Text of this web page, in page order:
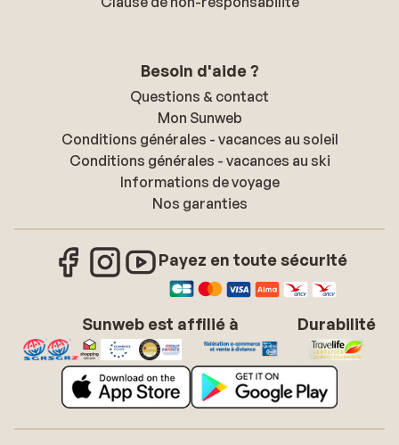
Besoin d'aide ?
Questions & contact
Mon Sunweb
Conditions générales - vacances au soleil
Conditions générales - vacances au ski
Informations de voyage
Nos garanties
Payez en toute sécurité
Sunweb est affilié à Durabilité